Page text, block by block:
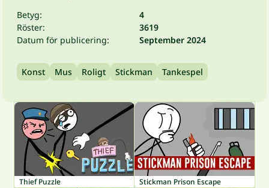
Betyg:
4
Röster:
3619
Datum för publicering:
September 2024
Konst Mus Roligt Stickman Tankespel
Thief Puzzle Stickman Prison Escape